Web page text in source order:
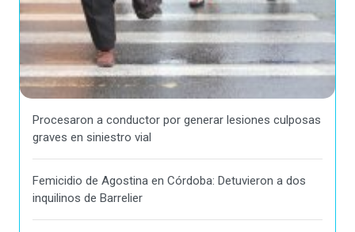
Procesaron a conductor por generar lesiones culposas
graves en siniestro vial
Femicidio de Agostina en Córdoba: Detuvieron a dos
inquilinos de Barrelier